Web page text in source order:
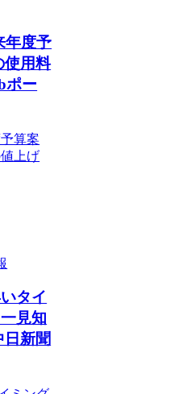
年度予
使用料
ポー
算案
上げ
タイ
見知
新聞